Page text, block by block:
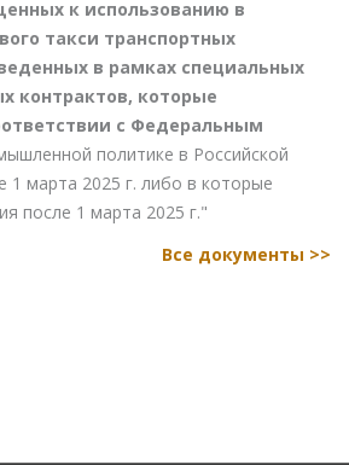
к использованию в
такси транспортных
в рамках специальных
контрактов, которые
с Федеральным
политике в Российской
1 марта 2025 г. либо в которые
после 1 марта 2025 г."
Все документы >>